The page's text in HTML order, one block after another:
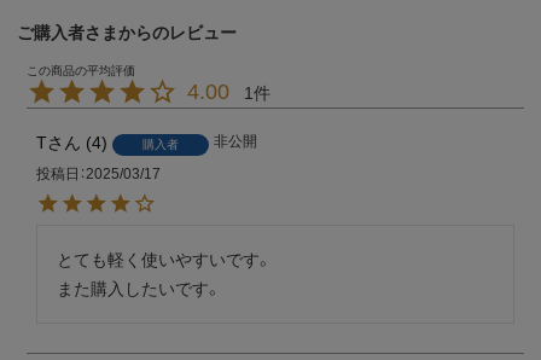
ご購入者さまからのレビュー
4.00 1
T 4 購入者
非公開
投稿日 2025/03/17
とても軽く使いやすいです。
また購入したいです。